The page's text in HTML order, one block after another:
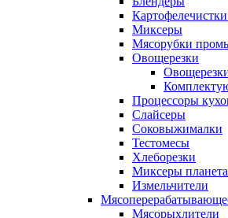
Миксеры
Мясорубки
Овощерезки
Процессоры
Слайсеры
Соковыжималки
Тестомесы
Хлеборезки
Миксеры
Измельчители
Мясорыхлители